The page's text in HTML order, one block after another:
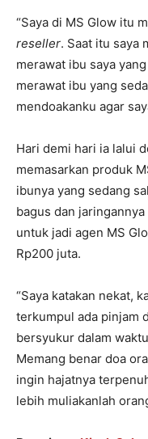
“Saya di MS Glow itu
reseller. Saat itu saya
merawat ibu saya
merawat ibu yang
mendoakanku agar
Hari demi hari ia lalui
memasarkan produk
ibunya yang sedang
bagus dan
untuk jadi agen MS
Rp200 juta.
“Saya katakan nekat,
terkumpul ada pinjam
bersyukur dalam
Memang benar doa
ingin hajatnya
lebih muliakanlah